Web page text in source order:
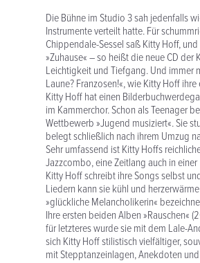
Die Bühne im Studio 3 sah jedenfalls
Instrumente verteilt hatte. Für
Chippendale-Sessel saß Kitty Hoff,
»Zuhause« – so heißt die neue CD
Leichtigkeit und Tiefgang. Und immer
Laune? Franzosen!«, wie Kitty Hoff
Kitty Hoff hat einen
im Kammerchor. Schon als Teenager
Wettbewerb »Jugend musiziert«. Sie
belegt schließlich nach ihrem Umzug
Sehr umfassend ist Kitty Hoffs
Jazzcombo, eine Zeitlang auch in
Kitty Hoff schreibt ihre Songs selbst
Liedern kann sie kühl und
»glückliche Melancholikerin«
Ihre ersten beiden Alben »Rauschen«
für letzteres wurde sie mit dem Lale-
sich Kitty Hoff stilistisch vielfältiger,
mit Stepptanzeinlagen, Anekdoten